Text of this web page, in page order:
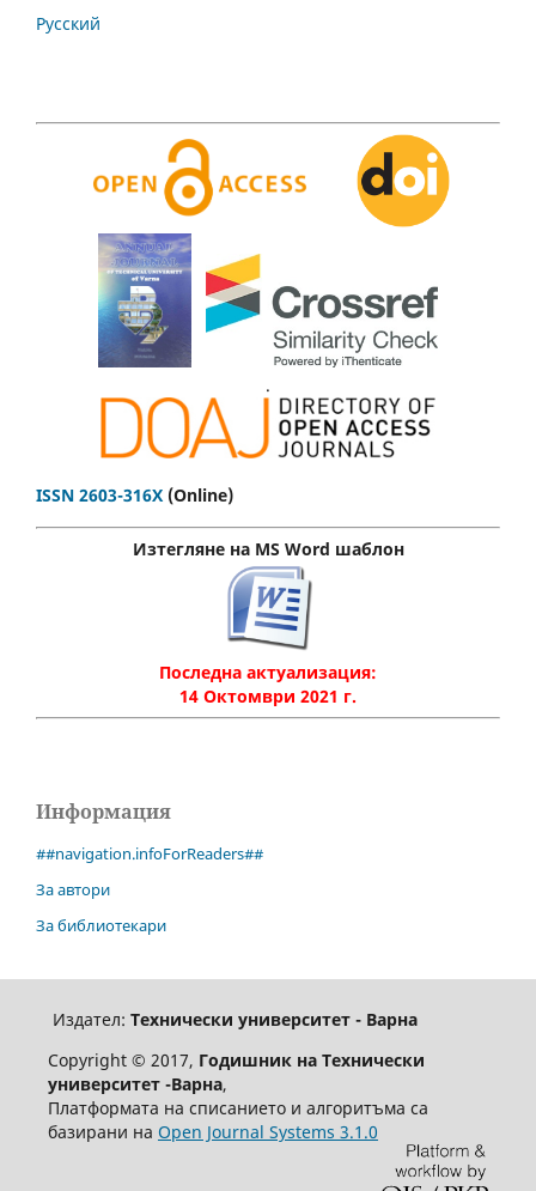
Русский
.
ISSN 2603-316X (Online)
Изтегляне на MS Word шаблон
Последна актуализация:
14 Октомври 2021 г.
Информация
##navigation.infoForReaders##
За автори
За библиотекари
Издател: Технически университет - Варна
Copyright © 2017, Годишник на Технически
университет -Варна,
Платформата на списанието и алгоритъма са
базирани на Open Journal Systems 3.1.0